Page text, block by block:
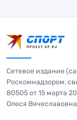
Сетевое издание
Роскомнадзором,
80505 от 15 марта
Олеся